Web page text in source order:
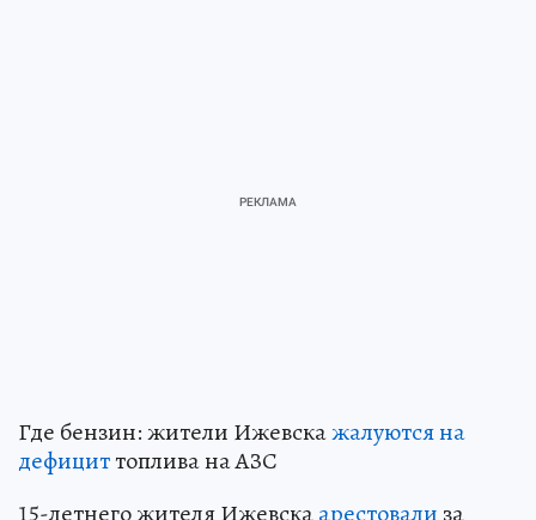
Где бензин: жители Ижевскажалуются на
дефициттоплива на АЗС
15-летнего жителя Ижевскаарестовали за